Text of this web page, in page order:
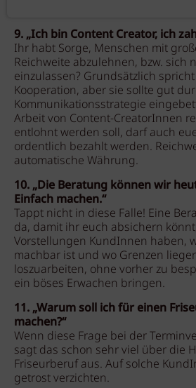
9. „Ich bin Content Creator, ich
Ihr habt Sorge, Menschen mit
Reichweite abzulehnen, bzw. sich
einzulassen? Grundsätzlich
Kooperation, aber sie sollte gut
Kommunikationsstrategie
Arbeit von Content-CreatorInnen
entlohnt werden soll, darf auch
ordentlich bezahlt werden.
automatische Währung.
10. „Die Beratung können wir
Einfach machen.“
Tappt nicht in diese Falle! Eine
da, damit ihr euch absichern
Vorstellungen KundInnen haben,
machbar ist und wo Grenzen
loszuarbeiten, ohne vorher zu
ein böses Erwachen bringen.
11. „Warum soll ich für einen
machen?“
Wenn diese Frage bei der
sagt das schon sehr viel über die
Friseurberuf aus. Auf solche
getrost verzichten.